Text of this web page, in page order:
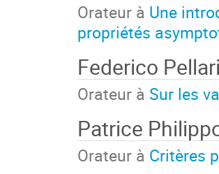
Orateur à Une
propriétés
Federico
Orateur à Sur les
Patrice
Orateur à Critères